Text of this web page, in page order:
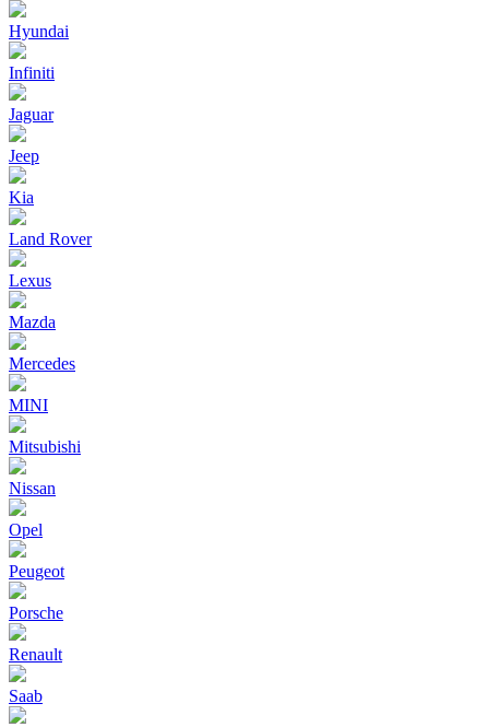
Hyundai
Infiniti
Jaguar
Jeep
Kia
Land Rover
Lexus
Mazda
Mercedes
MINI
Mitsubishi
Nissan
Opel
Peugeot
Porsche
Renault
Saab